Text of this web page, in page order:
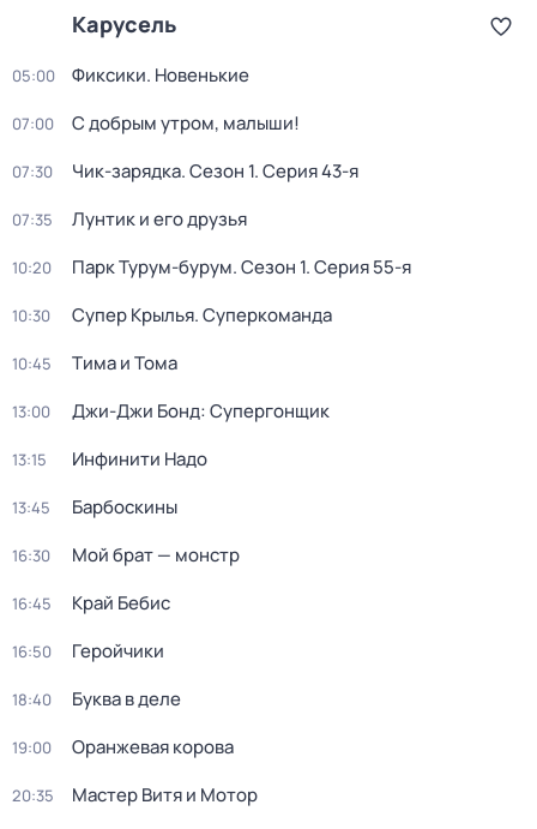
Карусель
05:00 Фиксики. Новенькие
07:00 С добрым утром, малыши!
07:30 Чик-зарядка. Сезон 1. Серия 43-я
07:35 Лунтик и его друзья
10:20 Парк Турум-бурум. Сезон 1. Серия 55-я
10:30 Супер Крылья. Суперкоманда
10:45 Тима и Тома
13:00 Джи-Джи Бонд: Супергонщик
13:15 Инфинити Надо
13:45 Барбоскины
16:30 Мой брат — монстр
16:45 Край Бебис
16:50 Геройчики
18:40 Буква в деле
19:00 Оранжевая корова
20:35 Мастер Витя и Мотор